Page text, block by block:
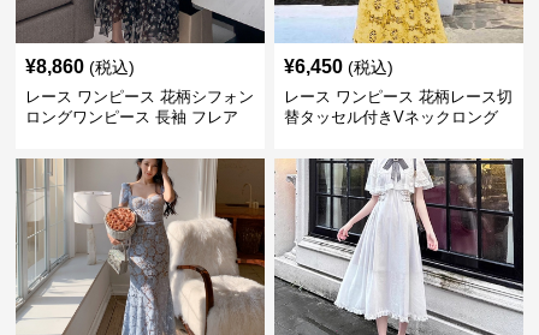
¥8,860 (税込)
レース ワンピース 花柄シフォン
ロングワンピース 長袖 フレア
¥6,450 (税込)
レース ワンピース 花柄レース切
替タッセル付きVネックロング